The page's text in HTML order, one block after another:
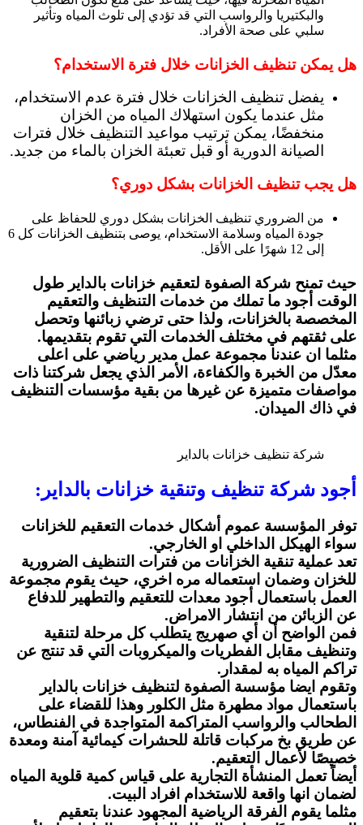
والبكتيريا والرواسب التي قد تؤدي إلى تلوث المياه وتأثير
سلبي على صحة الأفراد.
هل يمكن تنظيف الخزانات خلال فترة الاستخدام؟
يفضل تنظيف الخزانات خلال فترة عدم الاستخدام،
مثل عندما يكون استهلاك المياه من الخزان
منخفضًا، يمكن ترتيب مواعيد التنظيف خلال فترات
الصيانة الدورية أو قبل تعبئة الخزان بالماء من جديد.
هل يجب تنظيف الخزانات بشكل دوري؟
من الضروري تنظيف الخزانات بشكل دوري للحفاظ على
جودة المياه وسلامة الاستخدام، يوصى بتنظيف الخزانات كل 6
إلى 12 شهرًا على الأقل.
حيث تمنح شركة الصفوة لتعقيم خزانات بالداير طول
الوقت أجود ما تملك من خدمات التنظيف والتعقيم
المخصصة بالخزانات، ولذا حتى ترضي زبائنها وتحصل
على ثقتهم في مختلف الخدمات التي تقوم بتقديمها.
مثلما ان عندنا مجموعة عمل مدير رياضي على اعلى
معدّل من الخبرة والكفاءة، الأمر الذي يجعل شركتنا ذات
مواصفات متميزة عن غيرها من بقية مؤسسات التنظيف
في ذاك الميدان.
شركة تنظيف خزانات بالداير
أجود شركة تنظيف وتنقية خزانات بالداير:
توفر المؤسسة عموم أشكال خدمات التعقيم للخزانات
سواء الهيكل الداخلي او الخارجي.
تعد عملية تنقية الخزانات من فترات التنظيف الضرورية
للخزان وضمان استعماله مره اخري، حيث يقوم مجموعة
العمل باستعمال أجود معدات للتعقيم والتطهير للدفاع
عن الزبائن من انتشار الامراض.
فمن الواضح أن أي صهريج يتطلب كل مرحلة لتنقية
وتنظيف مقابل الفطريات والميكروبات التي قد تنتج عن
تراكم المياه به لمقدار.
وتقوم ايضا مؤسسة الصفوة لتنظيف خزانات بالداير
باستعمال مواد مطهرة مثل الكلور وهذا للقضاء على
الطحالب والرواسب المتراكمة المتواجدة في الفنطاس،
عن طريق بخ مركبات قاتلة للحشرات كيمائية آمنة ومعدة
خصيصًا لأعمال التعقيم.
أيضاً تعمل المنشأة التجارية على قياس كمية قلوية المياه
لضمان انها واقعة للاستخدام افراد البيت.
مثلما يقوم الفرقة الرياضية المجهود عندنا بتعقيم